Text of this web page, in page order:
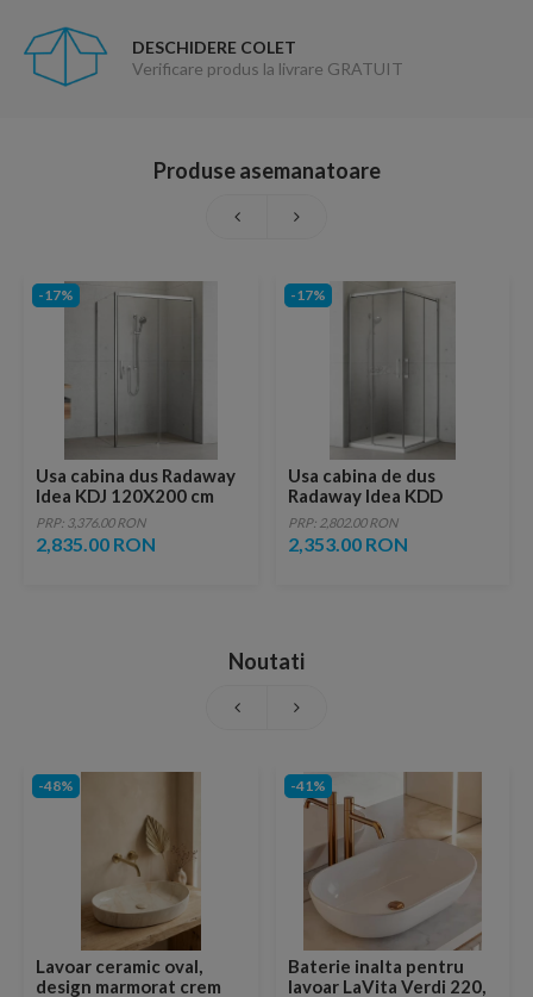
DESCHIDERE COLET
Verificare produs la livrare GRATUIT
Produse asemanatoare
-17%
Usa cabina dus Radaway
Idea KDJ 120X200 cm
PRP: 3,376.00 RON
2,835.00 RON
-17%
Usa cabina de dus
Radaway Idea KDD
90X200,5 cm, sticla
transparenta
PRP: 2,802.00 RON
2,353.00 RON
Noutati
-48%
Lavoar ceramic oval,
design marmorat crem
-41%
Baterie inalta pentru
lavoar LaVita Verdi 220,